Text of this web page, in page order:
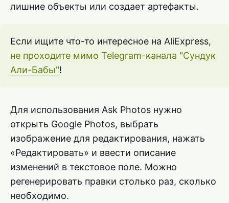
лишние объекты или создает артефакты.
Если ищите что-то интересное на AliExpress,
не проходите мимо Telegram-канала "Сундук
Али-Бабы"!
Для использования Ask Photos нужно
открыть Google Photos, выбрать
изображение для редактирования, нажать
«Редактировать» и ввести описание
изменений в текстовое поле. Можно
регенерировать правки столько раз, сколько
необходимо.